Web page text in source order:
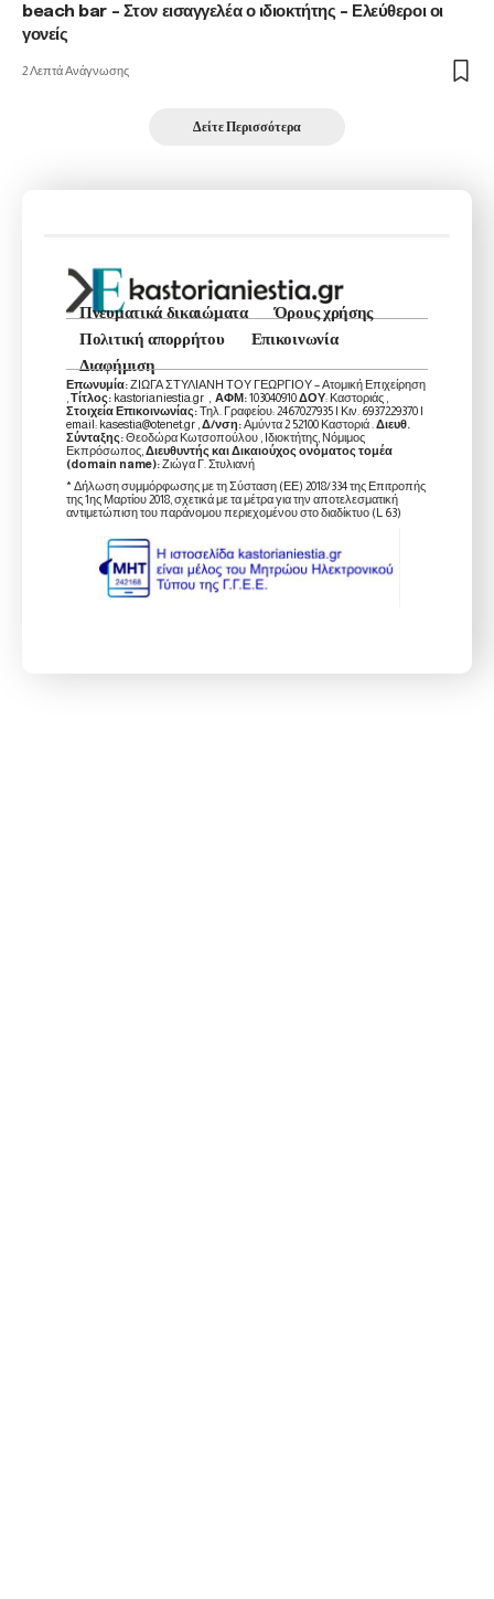
beach bar – Στον εισαγγελέα ο ιδιοκτήτης – Ελεύθεροι οι
γονείς
2 Λεπτά Ανάγνωσης
Δείτε Περισσότερα
Πνευματικά δικαιώματα
Όρους χρήσης
Πολιτική απορρήτου
Επικοινωνία
Διαφήμιση
Επωνυμία:ΖΙΩΓΑ ΣΤΥΛΙΑΝΗ ΤΟΥ ΓΕΩΡΓΙΟΥ – Ατομική Επιχείρηση
Τίτλος: kastorianiestia.gr , ΑΦΜ:103040910ΔΟΥ: Καστοριάς ,
Στοιχεία Επικοινωνίας:Τηλ. Γραφείου: 2467027935 | Κιν. 6937229370 |
email: kasestia@otenet.gr , Δ/νση:Αμύντα 2 52100 Καστοριά . Διευθ.
Σύνταξης:Θεοδώρα Κωτσοπούλου , Ιδιοκτήτης, Νόμιμος
Εκπρόσωπος, Διευθυντής και Δικαιούχος ονόματος τομέα
(domain name):Ζιώγα Γ. Στυλιανή
* Δήλωση συμμόρφωσης με τη Σύσταση (ΕΕ) 2018/334 της Επιτροπής
της 1ης Μαρτίου 2018, σχετικά με τα μέτρα για την αποτελεσματική
αντιμετώπιση του παράνομου περιεχομένου στο διαδίκτυο (L 63)